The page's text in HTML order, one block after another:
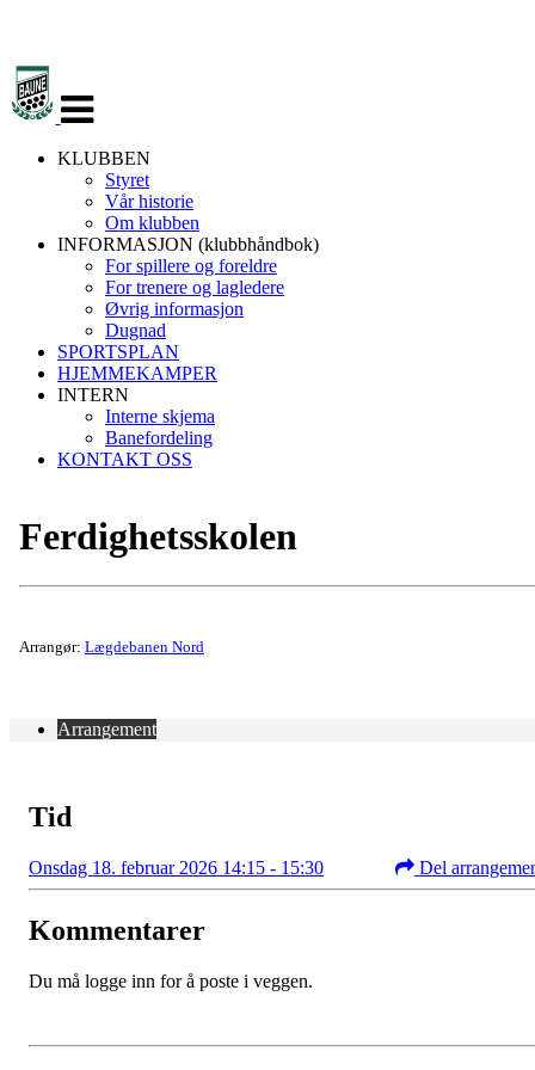
navigasjon
KLUBBEN
Styret
Vår historie
Om klubben
INFORMASJON (klubbhåndbok)
For spillere og foreldre
For trenere og lagledere
Øvrig informasjon
Dugnad
SPORTSPLAN
HJEMMEKAMPER
INTERN
Interne skjema
Banefordeling
KONTAKT OSS
Ferdighetsskolen
Arrangør: Lægdebanen Nord
Arrangement
Tid
Onsdag 18. februar 2026 14:15 - 15:30 Del
Kommentarer
Du må logge inn for å poste i veggen.